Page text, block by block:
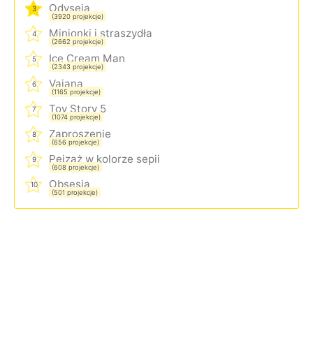
3 Odyseja
(3920 projekcje)
4 Minionki i straszydła
(2662 projekcje)
5 Ice Cream Man
(2343 projekcje)
6 Vaiana
(1165 projekcje)
7 Toy Story 5
(1074 projekcje)
8 Zaproszenie
(656 projekcje)
9 Pejzaż w kolorze sepii
(608 projekcje)
10 Obsesja
(501 projekcje)